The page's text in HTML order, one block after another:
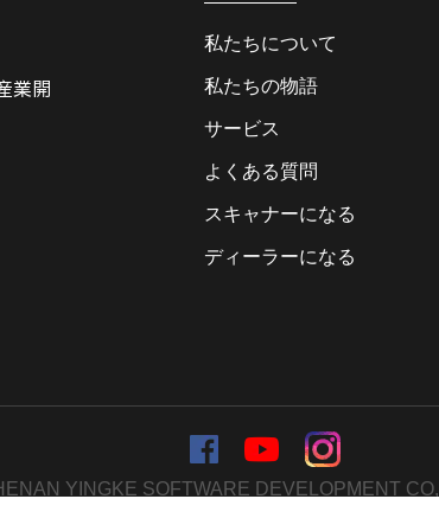
業開
私たちについて
私たちの物語
サービス
よくある質問
スキャナーになる
ディーラーになる
YINGKE SOFTWARE DEVELOPMENT